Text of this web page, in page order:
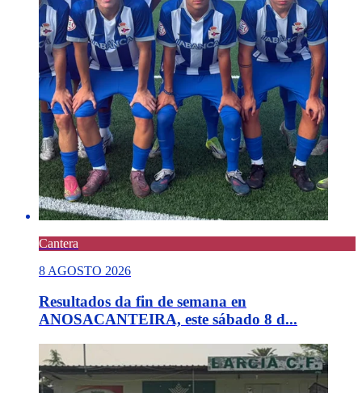
Cantera
8 AGOSTO 2026
Resultados da fin de semana en
ANOSACANTEIRA, este sábado 8 d...